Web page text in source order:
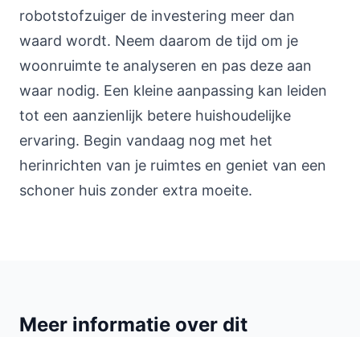
robotstofzuiger de investering meer dan
waard wordt. Neem daarom de tijd om je
woonruimte te analyseren en pas deze aan
waar nodig. Een kleine aanpassing kan leiden
tot een aanzienlijk betere huishoudelijke
ervaring. Begin vandaag nog met het
herinrichten van je ruimtes en geniet van een
schoner huis zonder extra moeite.
Meer informatie over dit